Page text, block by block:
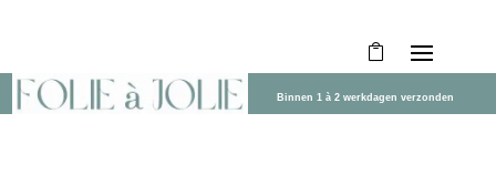
Binnen 1 à 2 werkdagen verzonden